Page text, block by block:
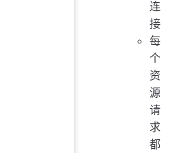
连
接
每
个
资
源
请
求
都